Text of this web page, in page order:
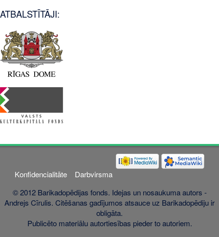
ATBALSTĪTĀJI:
Konfidencialitāte
Darbvirsma
© 2012 Barikadopēdijas fonds. Idejas un nosaukuma autors -
Andrejs Cīrulis. Citēšanas gadījumos atsauce uz Barikadopēdiju ir
obligāta.
Publicēto materiālu autortiesības pieder to autoriem.